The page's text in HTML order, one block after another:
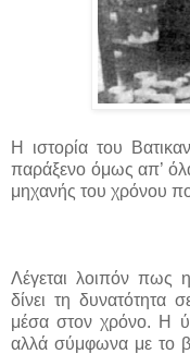
Η ιστορία του
παράξενο όμως απ’
μηχανής του χρόνου
Λέγεται λοιπόν πως
δίνει τη δυνατότητα
μέσα στον χρόνο. Η
αλλά σύμφωνα με το